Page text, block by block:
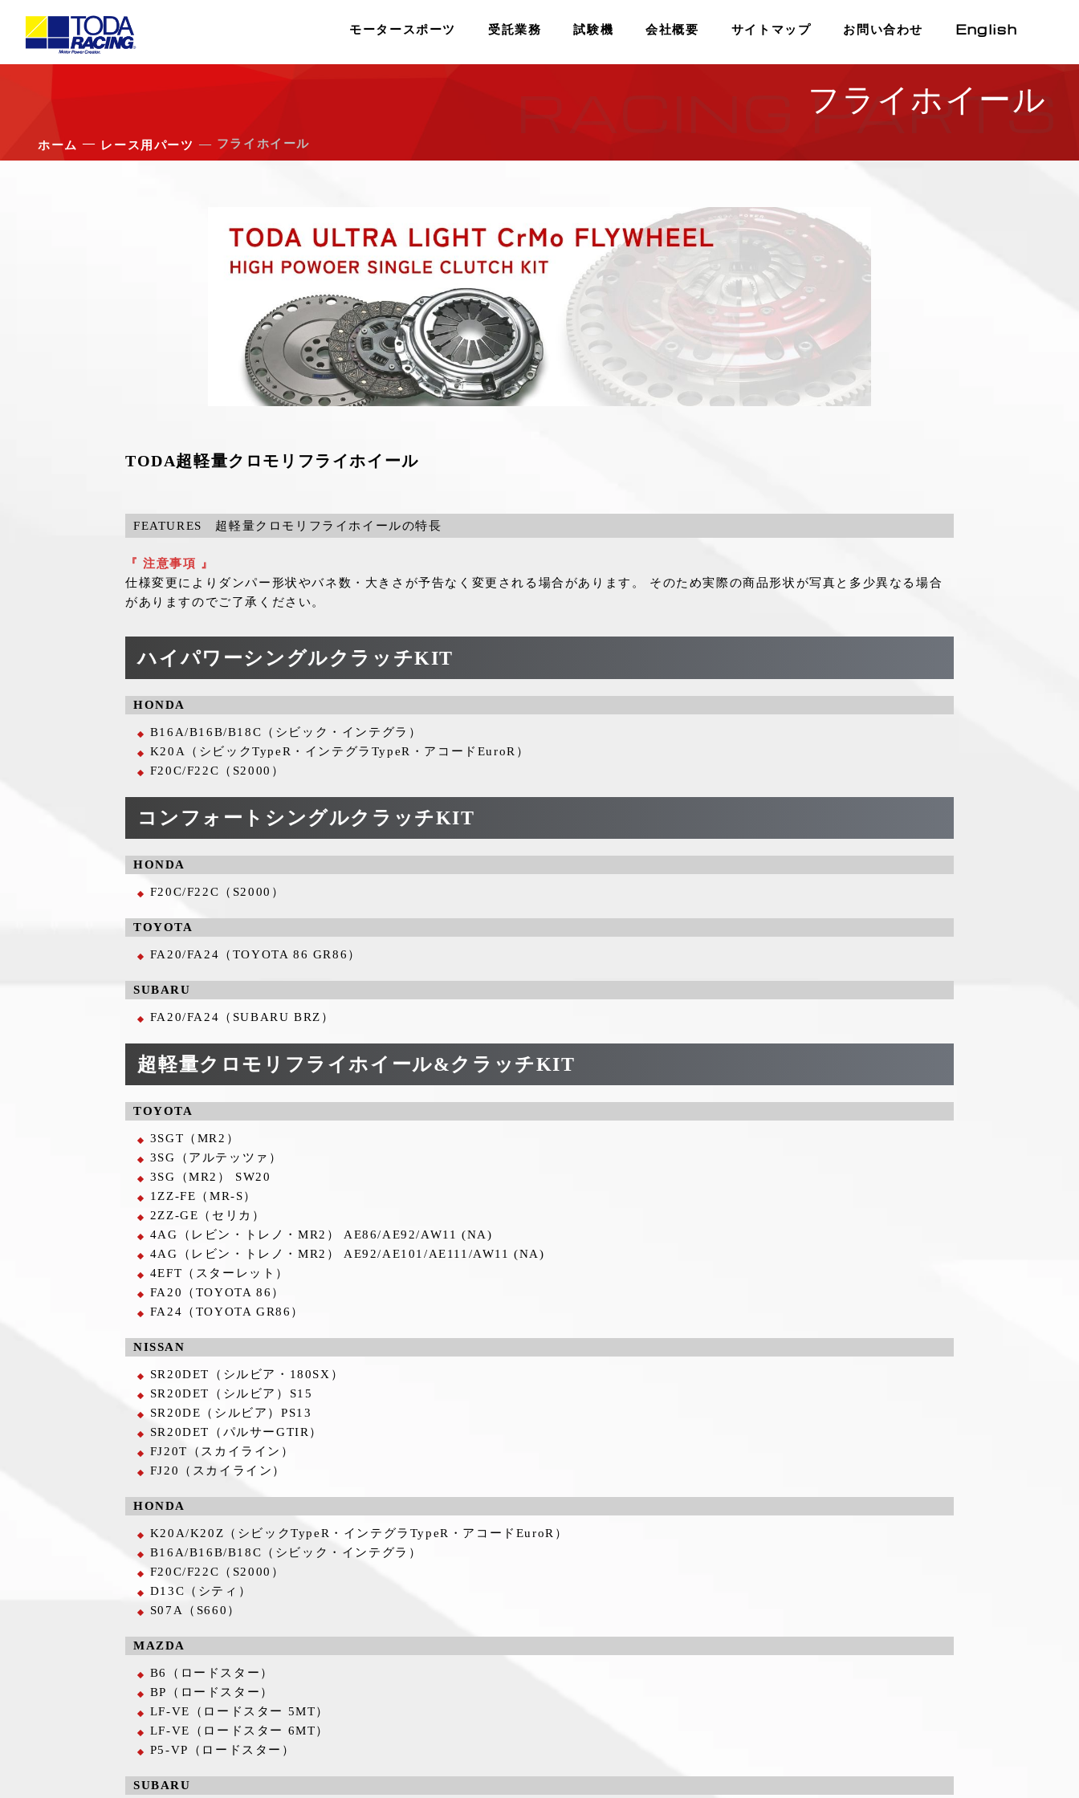
モータースポーツ 受託業務 試験機 会社概要 サイトマップ お問い合わせ English
フライホイール
RACING PARTS
ホーム ― レース用パーツ ― フライホイール
TODA超軽量クロモリフライホイール
FEATURES 超軽量クロモリフライホイールの特長
『 注意事項 』
仕様変更によりダンパー形状やバネ数・大きさが予告なく変更される場合があります。 そのため実際の商品形状が写真と多少異なる場合
がありますのでご了承ください。
ハイパワーシングルクラッチKIT
HONDA
B16A/B16B/B18C（シビック・インテグラ）
K20A（シビックTypeR・インテグラTypeR・アコードEuroR）
F20C/F22C（S2000）
コンフォートシングルクラッチKIT
HONDA
F20C/F22C（S2000）
TOYOTA
FA20/FA24（TOYOTA 86 GR86）
SUBARU
FA20/FA24（SUBARU BRZ）
超軽量クロモリフライホイール&クラッチKIT
TOYOTA
3SGT（MR2）
3SG（アルテッツァ）
3SG（MR2） SW20
1ZZ-FE（MR-S）
2ZZ-GE（セリカ）
4AG（レビン・トレノ・MR2） AE86/AE92/AW11 (NA)
4AG（レビン・トレノ・MR2） AE92/AE101/AE111/AW11 (NA)
4EFT（スターレット）
FA20（TOYOTA 86）
FA24（TOYOTA GR86）
NISSAN
SR20DET（シルビア・180SX）
SR20DET（シルビア）S15
SR20DE（シルビア）PS13
SR20DET（パルサーGTIR）
FJ20T（スカイライン）
FJ20（スカイライン）
HONDA
K20A/K20Z（シビックTypeR・インテグラTypeR・アコードEuroR）
B16A/B16B/B18C（シビック・インテグラ）
F20C/F22C（S2000）
D13C（シティ）
S07A（S660）
MAZDA
B6（ロードスター）
BP（ロードスター）
LF-VE（ロードスター 5MT）
LF-VE（ロードスター 6MT）
P5-VP（ロードスター）
SUBARU